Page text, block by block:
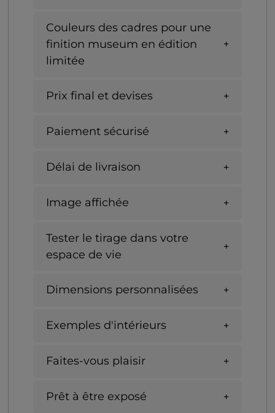
Couleurs des cadres pour une
finition museum en édition
limitée
Prix final et devises
Paiement sécurisé
Délai de livraison
Image affichée
Tester le tirage dans votre
espace de vie
Dimensions personnalisées
Exemples d'intérieurs
Faites-vous plaisir
Prêt à être exposé